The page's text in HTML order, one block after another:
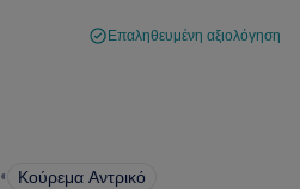
Επαληθευμένη αξιολόγηση
• Κούρεμα Αντρικό